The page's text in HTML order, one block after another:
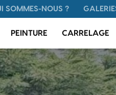
SOMMES-NOUS ?
PEINTURE CARRELAGE